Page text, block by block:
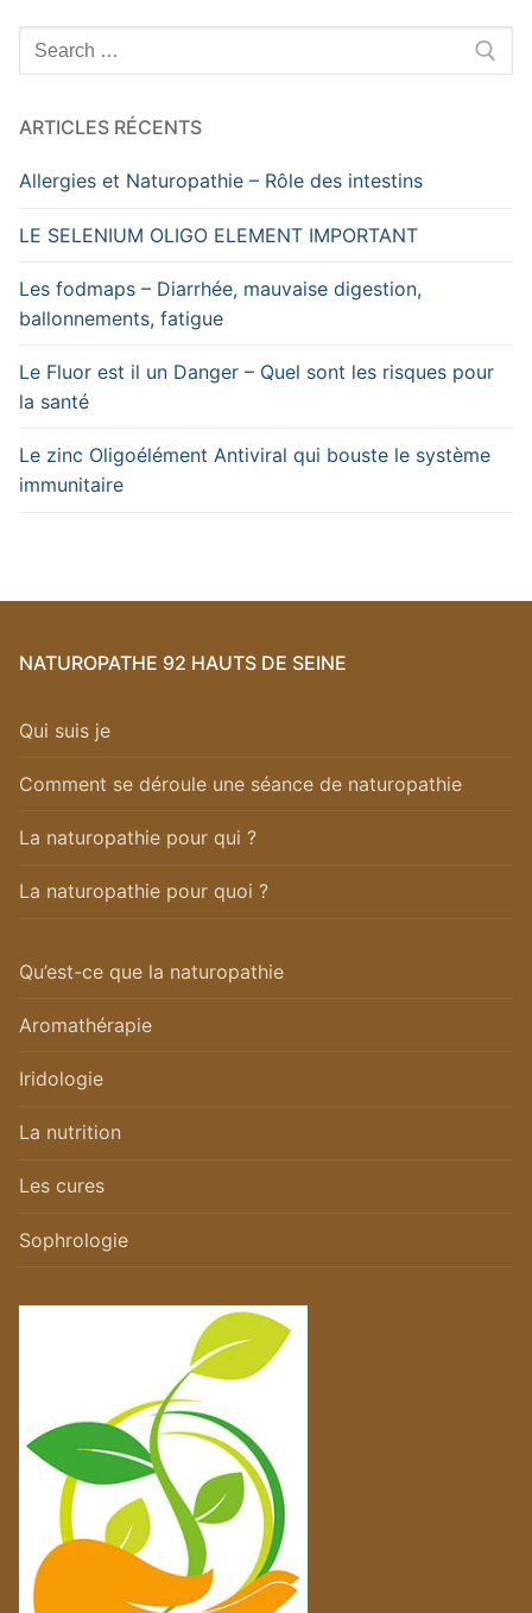
Rechercher
:
ARTICLES RÉCENTS
Allergies et Naturopathie – Rôle des intestins
LE SELENIUM OLIGO ELEMENT IMPORTANT
Les fodmaps – Diarrhée, mauvaise digestion,
ballonnements, fatigue
Le Fluor est il un Danger – Quel sont les risques pour
la santé
Le zinc Oligoélément Antiviral qui bouste le système
immunitaire
NATUROPATHE 92 HAUTS DE SEINE
Qui suis je
Comment se déroule une séance de naturopathie
La naturopathie pour qui ?
La naturopathie pour quoi ?
Qu’est-ce que la naturopathie
Aromathérapie
Iridologie
La nutrition
Les cures
Sophrologie